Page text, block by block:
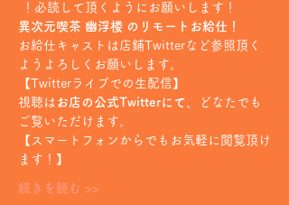
！必読して頂くようにお願いします！
異次元喫茶 幽浮楼 のリモートお給仕！
お給仕キャストは店鋪Twitterなど参照頂く
ようよろしくお願いします。
【Twitterライブでの生配信】
視聴は お店の公式Twitterにて 、どなたでも
ご覧いただけます。
【スマートフォンからでもお気軽に閲覧頂け
ます！】
続きを読む >>